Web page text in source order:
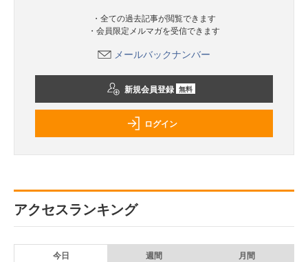
・全ての過去記事が閲覧できます
・会員限定メルマガを受信できます
メールバックナンバー
新規会員登録 無料
ログイン
アクセスランキング
今日 週間 月間